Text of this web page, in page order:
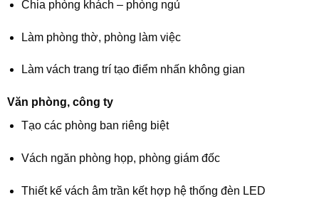
Chia phòng khách – phòng ngủ
Làm phòng thờ, phòng làm việc
Làm vách trang trí tạo điểm nhấn không gian
Văn phòng, công ty
Tạo các phòng ban riêng biệt
Vách ngăn phòng họp, phòng giám đốc
Thiết kế vách âm trần kết hợp hệ thống đèn LED